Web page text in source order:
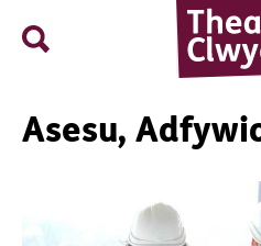
Search
Asesu,